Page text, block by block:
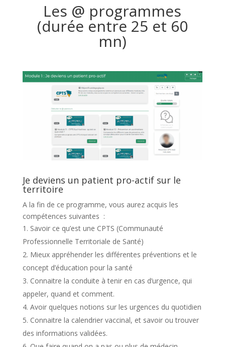
Les @ programmes
(durée entre 25 et 60
mn)
Je deviens un patient pro-actif sur le
territoire
A la fin de ce programme, vous aurez acquis les
compétences suivantes :
Savoir ce qu’est une CPTS (Communauté
Professionnelle Territoriale de Santé)
Mieux appréhender les différentes préventions et le
concept d’éducation pour la santé
Connaitre la conduite à tenir en cas d’urgence, qui
appeler, quand et comment.
Avoir quelques notions sur les urgences du quotidien
Connaitre la calendrier vaccinal, et savoir ou trouver
des informations validées.